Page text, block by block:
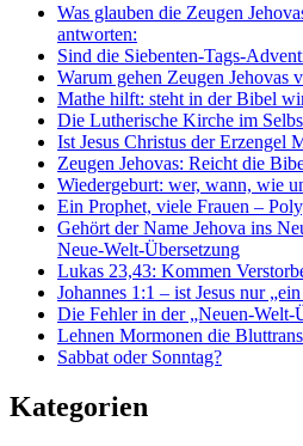
Was glauben die Zeugen
antworten:
Sind die Siebenten-Tags-
Warum gehen Zeugen Jehovas
Mathe hilft: steht in der Bibel
Die Lutherische Kirche im
Ist Jesus Christus der Erzengel
Zeugen Jehovas: Reicht die
Wiedergeburt: wer, wann, wie
Ein Prophet, viele Frauen –
Gehört der Name Jehova ins
Neue-Welt-Übersetzung
Lukas 23,43: Kommen
Johannes 1:1 – ist Jesus nur
Die Fehler in der „Neuen-Welt-
Lehnen Mormonen die
Sabbat oder Sonntag?
Kategorien